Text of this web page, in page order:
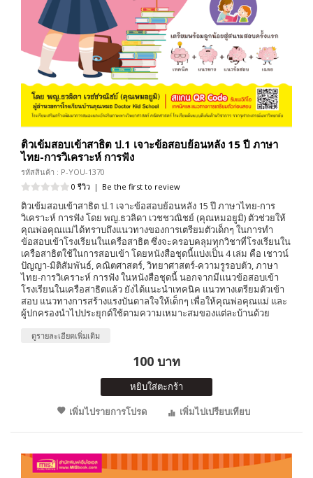
ติวเข้มสอบเข้าสาธิต ป.1 เจาะข้อสอบย้อนหลัง 15 ปี ภาษา
ไทย-การวิเคราะห์ การฟัง
รหัสสินค้า : P-YOU-1370
0 รีวิว | Be the first to review
ติวเข้มสอบเข้าสาธิต ป.1 เจาะข้อสอบย้อนหลัง 15 ปี ภาษาไทย-การ
วิเคราะห์ การฟัง โดย พญ.ธวลิดา เวชชวณิชย์ (คุณหมอยูมิ) ตัวช่วยให้
คุณพ่อคุณแม่ได้ทราบถึงแนวทางของการเตรียมตัวเด็กๆ ในการทำ
ข้อสอบเข้าโรงเรียนในเครือสาธิต ซึ่งจะครอบคลุมทุกวิชาที่โรงเรียนใน
เครือสาธิตใช้ในการสอบเข้า โดยหนังสือชุดนี้แบ่งเป็น 4 เล่ม คือ เชาวน์
ปัญญา-มิติสัมพันธ์, คณิตศาสตร์, วิทยาศาสตร์-ความรูรอบตัว, ภาษา
ไทย-การวิเคราะห์ การฟัง ในหนังสือชุดนี้ นอกจากมีแนวข้อสอบเข้า
โรงเรียนในเครือสาธิตแล้ว ยังได้แนะนำเทคนิค แนวทางเตรียมตัวเข้า
สอบ แนวทางการสร้างแรงบันดาลใจให้เด็กๆ เพื่อให้คุณพ่อคุณแม่ และ
ผู้ปกครองนำไปประยุกต์ใช้ตามความเหมาะสมของแต่ละบ้านด้วย
ดูรายละเอียดเพิ่มเติม
100 บาท
หยิบใส่ตะกร้า
เพิ่มไปรายการโปรด
เพิ่มไปเปรียบเทียบ